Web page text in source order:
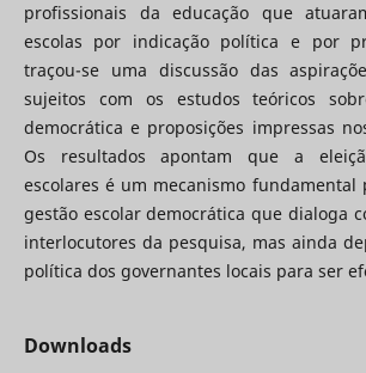
profissionais da educação que
escolas por indicação política e por
traçou-se uma discussão das
sujeitos com os estudos teóricos
democrática e proposições impressas
Os resultados apontam que a
escolares é um mecanismo fundamental
gestão escolar democrática que dialoga
interlocutores da pesquisa, mas ainda
política dos governantes locais para ser
Downloads